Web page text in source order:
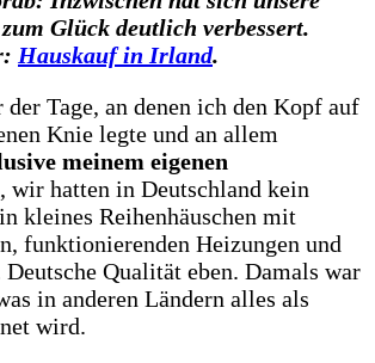
Glück deutlich verbessert.
Hauskauf in Irland.
der Tage, an denen ich den Kopf auf
Knie legte und an allem
meinem eigenen
wir hatten in Deutschland kein
kleines Reihenhäuschen mit
funktionierenden Heizungen und
Qualität eben. Damals war
in anderen Ländern alles als
wird.